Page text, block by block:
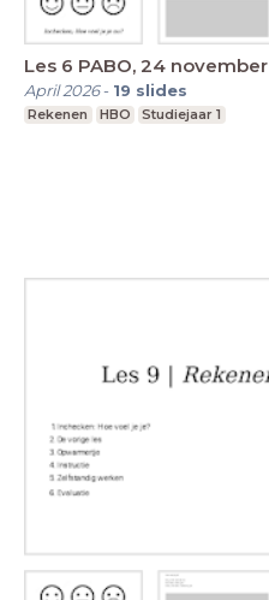
Les 6 PABO, 24 november
April 2026- 19 slides
Rekenen HBO Studiejaar 1